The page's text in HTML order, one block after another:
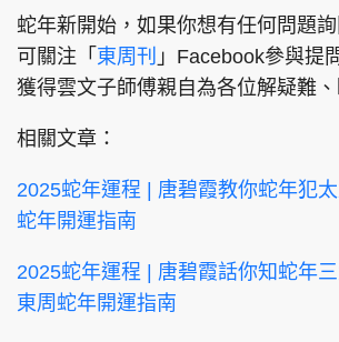
t
e
e
9
.
5
1
%
蛇年新開始，如果你想有任何問題詢
可關注「 東周刊 」Facebook參與提
獲得雲文子師傅親自為各位解疑難、
相關文章：
2025蛇年運程 | 唐碧霞教你蛇年犯
蛇年開運指南
2025蛇年運程 | 唐碧霞話你知蛇年三
東周蛇年開運指南